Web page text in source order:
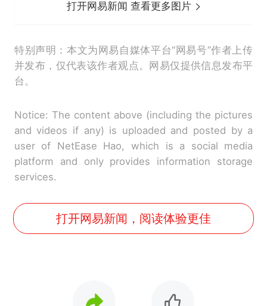
打开网易新闻 查看更多图片
特别声明：本文为网易自媒体平台“网易号”作者上传
并发布，仅代表该作者观点。网易仅提供信息发布平
台。
Notice: The content above (including the pictures
and videos if any) is uploaded and posted by a
user of NetEase Hao, which is a social media
platform and only provides information storage
services.
打开网易新闻，阅读体验更佳